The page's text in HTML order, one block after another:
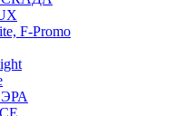
F-Promo